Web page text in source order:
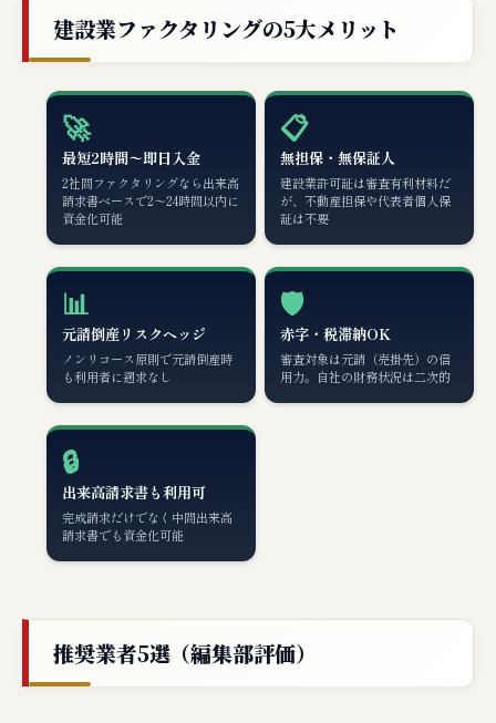
建設業ファクタリングの5大メリット
🚀
最短2時間〜即日入金
2社間ファクタリングなら出来高
請求書ベースで2〜24時間以内に
資金化可能
📋
無担保・無保証人
建設業許可証は審査有利材料だ
が、不動産担保や代表者個人保
証は不要
📊
元請倒産リスクヘッジ
ノンリコース原則で元請倒産時
も利用者に遡求なし
🛡️
赤字・税滞納OK
審査対象は元請（売掛先）の信
用力。自社の財務状況は二次的
🔒
出来高請求書も利用可
完成請求だけでなく中間出来高
請求書でも資金化可能
推奨業者5選（編集部評価）